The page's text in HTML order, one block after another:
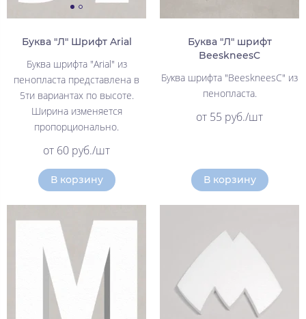
Буква "Л" Шрифт Arial
Буква шрифта "Arial" из
пенопласта представлена в
5ти вариантах по высоте.
Ширина изменяется
пропорционально.
от 60 руб./шт
В корзину
Буква "Л" шрифт
BeeskneesC
Буква шрифта "BeeskneesC" из
пенопласта.
от 55 руб./шт
В корзину